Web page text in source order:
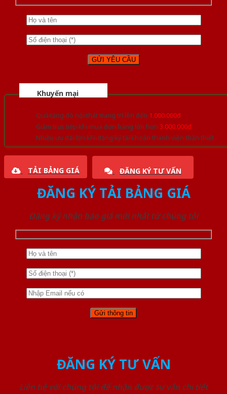
Khuyến mại
Quà tặng đồ nội thất trang trí lên đến 1.000.000đ
Giảm trực tiếp khi mua đơn hàng lớn hơn 3.000.000đ
Nhiều ưu đãi lớn khi đăng ký tài khoản thành viên thân thiết
TẢI BẢNG GIÁ ĐĂNG KÝ TƯ VẤN
ĐĂNG KÝ TẢI BẢNG GIÁ
Đăng ký nhận báo giá mới nhất từ chúng tôi
ĐĂNG KÝ TƯ VẤN
Liên hệ với chúng tôi để nhận được tư vấn chi tiết